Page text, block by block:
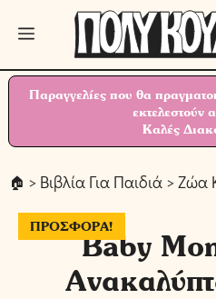
Μετάβαση
περιεχόμενο
Μενού
Παραγγελίες που θα
εκτελεστούν
Καλές
> Βιβλία Για Παιδιά >Ζώα
ΠΡΟΣΦΟΡΆ!
Baby